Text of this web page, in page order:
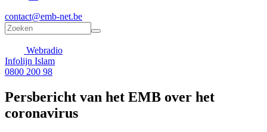
contact@emb-net.be
Webradio
Infolijn Islam
0800 200 98
Persbericht van het EMB over het
coronavirus